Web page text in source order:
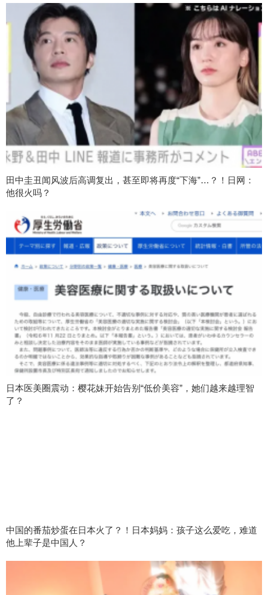
田中圭丑闻风波后高调复出，甚至即将再度“下海”…？！日网：
他很火吗？
日本医美圈震动：樱花妹开始告别“低价美容”，她们越来越理智
了？
中国的番茄炒蛋在日本火了？！日本妈妈：孩子这么爱吃，难道
他上辈子是中国人？